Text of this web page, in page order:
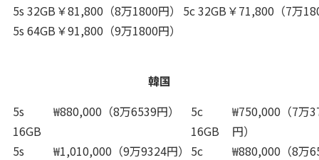
5s 32GB ￥81,800（8万1800円） 5c 32GB ￥71,800（7万
5s 64GB ￥91,800（9万1800円）
韓国
5s
16GB
₩880,000（8万6539円）
5c
16GB
₩750,000（7万
円）
5s
₩1,010,000（9万9324円） 5c
₩880,000（8万